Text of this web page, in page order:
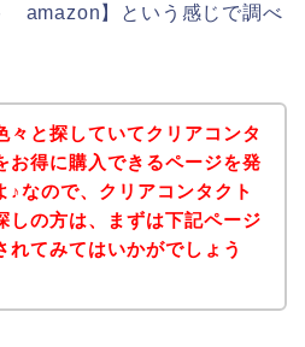
amazon】という感じで調べ
々と探していてクリアコンタ
お得に購入できるページを発
♪なので、クリアコンタクト
しの方は、まずは下記ページ
れてみてはいかがでしょう